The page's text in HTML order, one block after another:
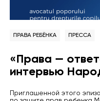
ПРАВА РЕБЁНКА ПРЕССА
«Права —
интервью
для
Приглашенной этого